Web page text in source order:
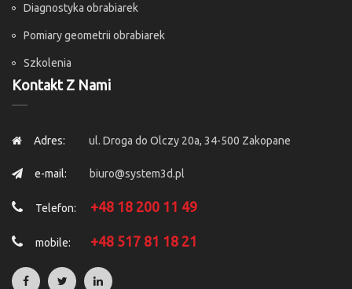
Diagnostyka obrabiarek
Pomiary geometrii obrabiarek
Szkolenia
Kontakt Z Nami
Adres: ul. Droga do Olczy 20a, 34-500 Zakopane
e-mail: biuro@system3d.pl
Telefon: +48 18 200 11 49
mobile: +48 517 81 18 21